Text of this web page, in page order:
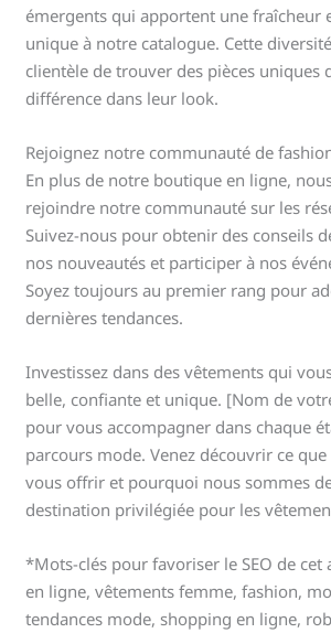
émergents qui apportent une fraîcheur
unique à notre catalogue. Cette
clientèle de trouver des pièces uniques
différence dans leur look.
Rejoignez notre communauté de
En plus de notre boutique en ligne,
rejoindre notre communauté sur les
Suivez-nous pour obtenir des conseils
nos nouveautés et participer à nos
Soyez toujours au premier rang pour
dernières tendances.
Investissez dans des vêtements qui
belle, confiante et unique. [Nom de
pour vous accompagner dans chaque
parcours mode. Venez découvrir ce
vous offrir et pourquoi nous sommes
destination privilégiée pour les
*Mots-clés pour favoriser le SEO de
en ligne, vêtements femme, fashion,
tendances mode, shopping en ligne,